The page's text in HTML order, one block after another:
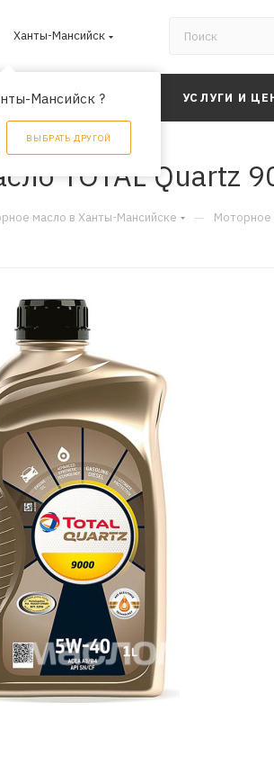
Ханты-Мансийск
Мансийск ?
ВЫБРАТЬ ДРУГОЙ
АКЦИИ УСЛУГИ И
TOTAL Quartz
масло в Ханты-Мансийске — Моторное